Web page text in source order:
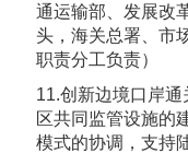
通运输部、发展改
头，海关总署、市
职责分工负责）
11.创新边境口岸
区共同监管设施的
模式的协调，支持